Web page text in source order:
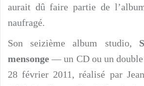
aurait dû faire partie de
naufragé.
Son seizième album studio,
mensonge — un CD ou un
28 février 2011, réalisé par